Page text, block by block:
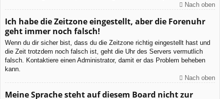
Nach oben
Ich habe die Zeitzone eingestellt, aber die Forenuhr
geht immer noch falsch!
Wenn du dir sicher bist, dass du die Zeitzone richtig eingestellt hast und
die Zeit trotzdem noch falsch ist, geht die Uhr des Servers vermutlich
falsch. Kontaktiere einen Administrator, damit er das Problem beheben
kann.
Nach oben
Meine Sprache steht auf diesem Board nicht zur